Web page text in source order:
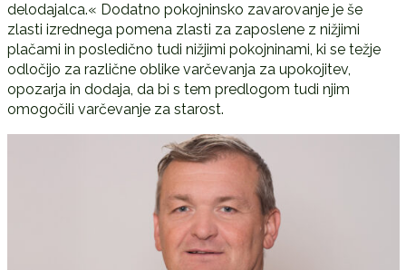
delodajalca.« Dodatno pokojninsko zavarovanje je še
zlasti izrednega pomena zlasti za zaposlene z nižjimi
plačami in posledično tudi nižjimi pokojninami, ki se težje
odločijo za različne oblike varčevanja za upokojitev,
opozarja in dodaja, da bi s tem predlogom tudi njim
omogočili varčevanje za starost.